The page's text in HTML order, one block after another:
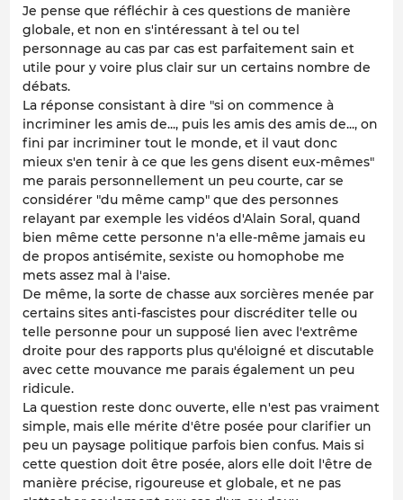
Je pense que réfléchir à ces questions de manière
globale, et non en s'intéressant à tel ou tel
personnage au cas par cas est parfaitement sain et
utile pour y voire plus clair sur un certains nombre de
débats.
La réponse consistant à dire "si on commence à
incriminer les amis de..., puis les amis des amis de..., on
fini par incriminer tout le monde, et il vaut donc
mieux s'en tenir à ce que les gens disent eux-mêmes"
me parais personnellement un peu courte, car se
considérer "du même camp" que des personnes
relayant par exemple les vidéos d'Alain Soral, quand
bien même cette personne n'a elle-même jamais eu
de propos antisémite, sexiste ou homophobe me
mets assez mal à l'aise.
De même, la sorte de chasse aux sorcières menée par
certains sites anti-fascistes pour discréditer telle ou
telle personne pour un supposé lien avec l'extrême
droite pour des rapports plus qu'éloigné et discutable
avec cette mouvance me parais également un peu
ridicule.
La question reste donc ouverte, elle n'est pas vraiment
simple, mais elle mérite d'être posée pour clarifier un
peu un paysage politique parfois bien confus. Mais si
cette question doit être posée, alors elle doit l'être de
manière précise, rigoureuse et globale, et ne pas